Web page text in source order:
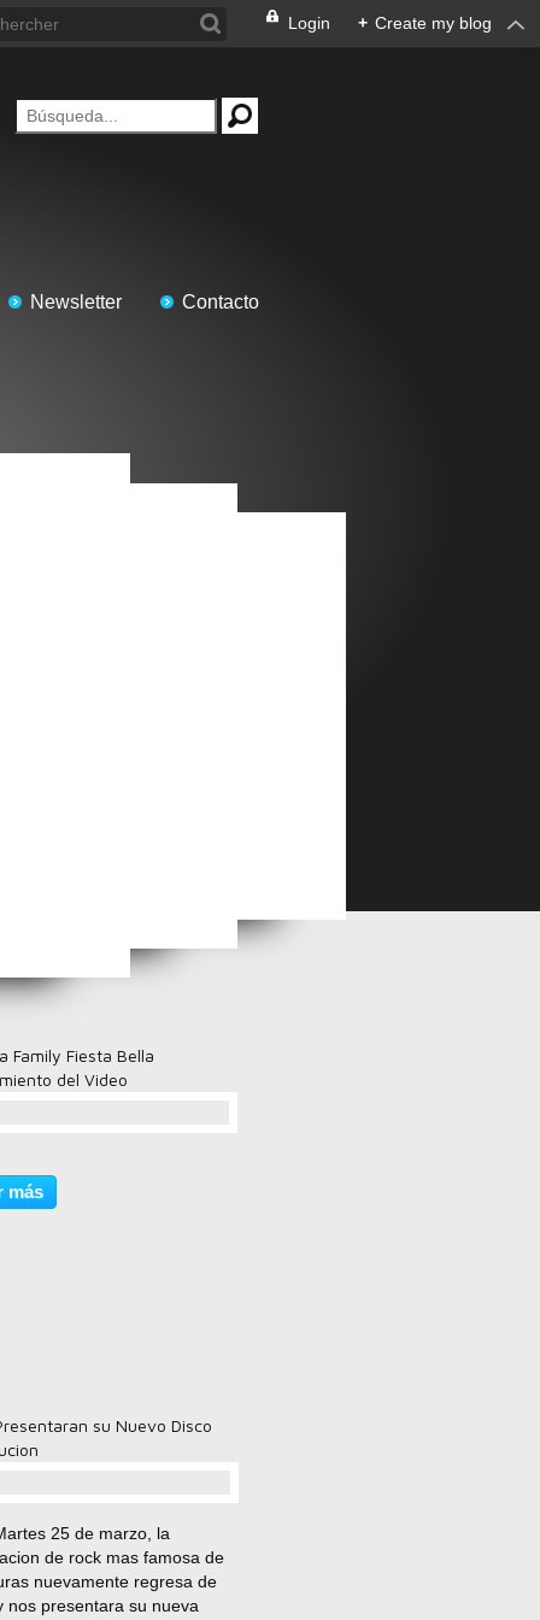
Login + Create my blog
Newsletter Contacto
Omoa Cortes
Family Fiesta Bella
del Video
más
su Nuevo Disco
25 de marzo, la
de rock mas famosa de
nuevamente regresa de
nos presentara su nueva